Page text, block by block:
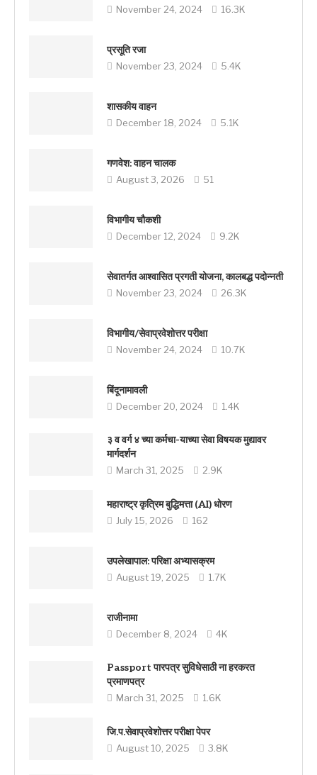
November 24, 2024 16.3K
प्रसूति रजा
November 23, 2024 5.4K
शासकीय वाहन
December 18, 2024 5.1K
गणवेश: वाहन चालक
August 3, 2026 51
विभागीय चौकशी
December 12, 2024 9.2K
सेवातर्गत आश्वासित प्रगती योजना, कालबद्ध पदोन्नती
November 23, 2024 26.3K
विभागीय/सेवाप्रवेशोत्तर परीक्षा
November 24, 2024 10.7K
बिंदूनामावली
December 20, 2024 1.4K
३ व वर्ग ४ च्या कर्मचा-याच्या सेवा विषयक मुद्यावर
मार्गदर्शन
March 31, 2025 2.9K
महाराष्ट्र कृत्रिम बुद्धिमत्ता (AI) धोरण
July 15, 2026 162
उपलेखापाल: परिक्षा अभ्यासक्रम
August 19, 2025 1.7K
राजीनामा
December 8, 2024 4K
Passport पारपत्र सुविधेसाठी ना हरकरत
प्रमाणपत्र
March 31, 2025 1.6K
जि.प.सेवाप्रवेशोत्तर परीक्षा पेपर
August 10, 2025 3.8K